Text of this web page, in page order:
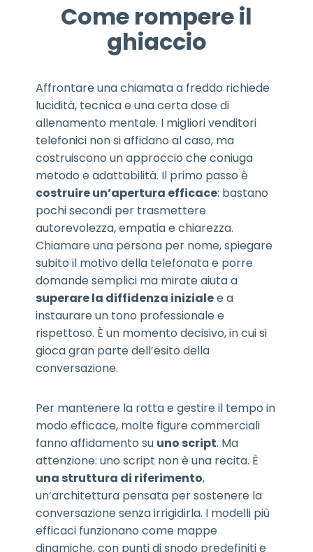
Come rompere il
ghiaccio
Affrontare una chiamata a freddo richiede
lucidità, tecnica e una certa dose di
allenamento mentale. I migliori venditori
telefonici non si affidano al caso, ma
costruiscono un approccio che coniuga
metodo e adattabilità. Il primo passo è
costruire un’apertura efficace: bastano
pochi secondi per trasmettere
autorevolezza, empatia e chiarezza.
Chiamare una persona per nome, spiegare
subito il motivo della telefonata e porre
domande semplici ma mirate aiuta a
superare la diffidenza inizialee a
instaurare un tono professionale e
rispettoso. È un momento decisivo, in cui si
gioca gran parte dell’esito della
conversazione.
Per mantenere la rotta e gestire il tempo in
modo efficace, molte figure commerciali
fanno affidamento su uno script. Ma
attenzione: uno script non è una recita. È
una struttura di riferimento,
un’architettura pensata per sostenere la
conversazione senza irrigidirla. I modelli più
efficaci funzionano come mappe
dinamiche, con punti di snodo predefiniti e